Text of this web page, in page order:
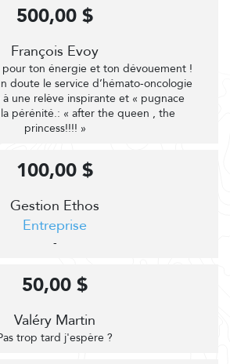
François Evoy
pour ton énergie et ton dévouement !
doute le service d’hémato-oncologie
une relève inspirante et « pugnace
pérénité.: « after the queen , the
princess!!!! »
500,00 $
Gestion Ethos
Entreprise
-
100,00 $
Valéry Martin
trop tard j'espère ?
50,00 $